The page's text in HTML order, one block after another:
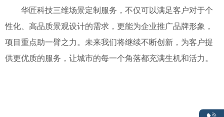
华匠科技三维场景定制服务，不仅可以满足客户对于个
性化、高品质景观设计的需求， 更能为企业推广品牌形象，
项目重点助一臂之力 。 未来我们将继续不断创新，为客户提
供更优质的服务，让城市的每一个角落都充满生机和活力。